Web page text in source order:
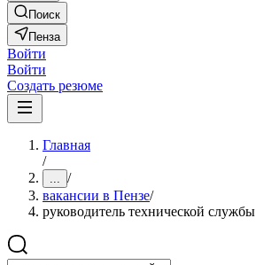
Поиск
Пенза
Войти
Войти
Создать резюме
Главная
/
... /
вакансии в Пензе/
руководитель технической службы